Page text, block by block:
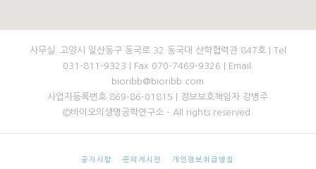
사무실: 고양시 일산동구 동국로 32 동국대 산학협력관 847호 | Tel
031-811-9323 | Fax 070-7469-9326 | Email:
bioribb@bioribb.com
사업자등록번호 869-86-01815 | 정보보호책임자 강병주
©바이오의생명공학연구소 - All rights reserved.
공지사항 문의게시판 개인정보취급방침